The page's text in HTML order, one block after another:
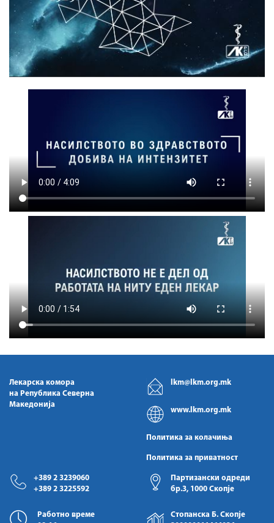
Лекарска комора
на Република Северна
Македонија
lkm@lkm.org.mk
www.lkm.org.mk
Политика за колачиња
Политика за приватност
+389 2 3239060
+389 2 3225592
Партизански одреди
бр.3, 1000 Скопје
Работно време
Стопанска Б. Скопје